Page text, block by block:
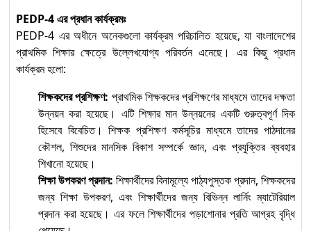
PEDP-4 এর প্রধান কার্যক্রমঃ
PEDP-4 এর অধীনে অনেকগুলো কার্যক্রম পরিচালিত হয়েছে, যা বাংলাদেশের
প্রাথমিক শিক্ষার ক্ষেত্রে উল্লেখযোগ্য পরিবর্তন এনেছে। এর কিছু প্রধান
কার্যক্রম হলো:
শিক্ষকদের প্রশিক্ষণ: প্রাথমিক শিক্ষকদের প্রশিক্ষণের মাধ্যমে তাদের দক্ষতা
উন্নয়ন করা হয়েছে। এটি শিক্ষার মান উন্নয়নের একটি গুরুত্বপূর্ণ দিক
হিসেবে বিবেচিত। শিক্ষক প্রশিক্ষণ কর্মসূচির মাধ্যমে তাদের পাঠদানের
কৌশল, শিশুদের মানসিক বিকাশ সম্পর্কে জ্ঞান, এবং প্রযুক্তির ব্যবহার
শিখানো হয়েছে।
শিক্ষা উপকরণ প্রদান: শিক্ষার্থীদের বিনামূল্যে পাঠ্যপুস্তক প্রদান, শিক্ষকদের
জন্য শিক্ষা উপকরণ, এবং শিক্ষার্থীদের জন্য বিভিন্ন লার্নিং ম্যাটেরিয়াল
প্রদান করা হয়েছে। এর ফলে শিক্ষার্থীদের পড়াশোনার প্রতি আগ্রহ বৃদ্ধি